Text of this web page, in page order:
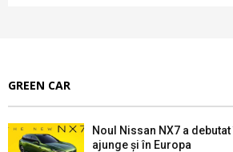
GREEN CAR
Noul Nissan NX7 a
ajunge și în Europa